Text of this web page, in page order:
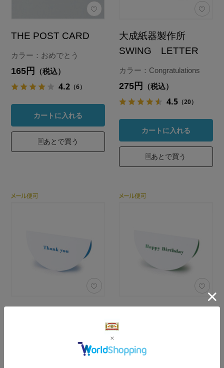
THE POST CARD
カラー：おめでとう
165円 （税込）
4.2 （6）
カートに入れる
あとで買う
大成紙器製作所
SWING LETTER
カラー：Congratulations
275円 （税込）
4.5 （20）
カートに入れる
あとで買う
カラー：Thank you blue カラー：Happy Birthday